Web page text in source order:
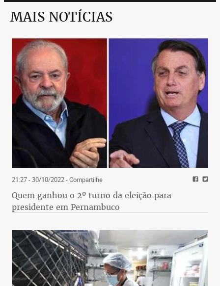
MAIS NOTÍCIAS
21:27 - 30/10/2022- Compartilhe
Quem ganhou o 2º turno da eleição para
presidente em Pernambuco